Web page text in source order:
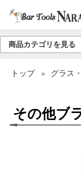
商品カテゴリを見る
トップ グラス
その他ブ